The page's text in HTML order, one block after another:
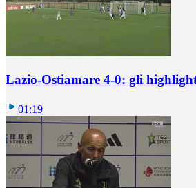
Lazio-Ostiamare 4-0: gli
01:19